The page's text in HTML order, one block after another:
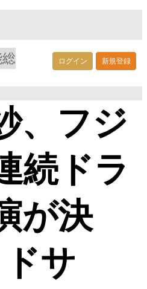
ログイン 新規登録
、フジ
続ドラ
が決
サ